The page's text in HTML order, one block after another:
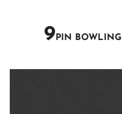
9 PIN BOWLING